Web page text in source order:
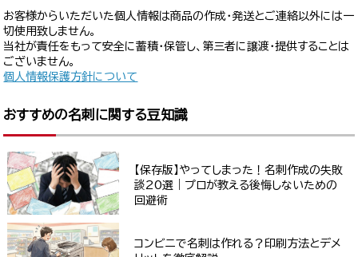
お客様からいただいた個人情報は商品の作成・発送とご連絡以外には一
切使用致しません。
当社が責任をもって安全に蓄積・保管し、第三者に譲渡・提供することは
ございません。
個人情報保護方針について
おすすめの名刺に関する豆知識
【保存版】やってしまった！名刺作成の失敗
談20選｜プロが教える後悔しないための
回避術
コンビニで名刺は作れる？印刷方法とデメ